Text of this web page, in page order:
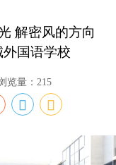
解密风的方向
国语学校
览量：215